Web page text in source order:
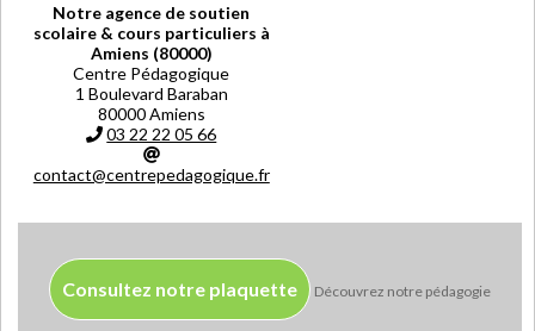
Notre agence de soutien
scolaire & cours particuliers à
Amiens (80000)
Centre Pédagogique
1 Boulevard Baraban
80000 Amiens
03 22 22 05 66
contact@centrepedagogique.fr
Consultez notre plaquette Découvrez notre pédagogie